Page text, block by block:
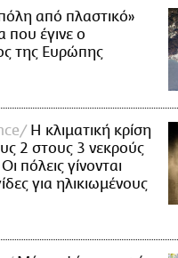
από πλαστικό»
που έγινε ο
της Ευρώπης
Η κλιματική κρίση
2 στους 3 νεκρούς
πόλεις γίνονται
για ηλικιωμένους